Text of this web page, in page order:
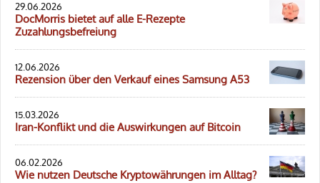
29.06.2026
DocMorris bietet auf alle E-Rezepte
Zuzahlungsbefreiung
12.06.2026
Rezension über den Verkauf eines Samsung A53
15.03.2026
Iran-Konflikt und die Auswirkungen auf Bitcoin
06.02.2026
Wie nutzen Deutsche Kryptowährungen im Alltag?